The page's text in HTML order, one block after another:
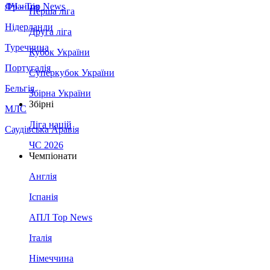
Франція
Нідерланди
Туреччина
Португалія
Бельгія
МЛС
Саудівська Аравія
ЛЧ - Top News
Перша ліга
Друга ліга
Кубок України
Суперкубок України
Збірна України
Збірні
Ліга націй
ЧС 2026
Чемпіонати
Англія
Іспанія
АПЛ Top News
Італія
Німеччина